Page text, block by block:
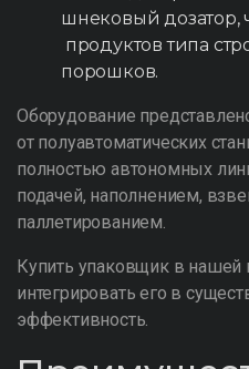
шнековый дозатор,
продуктов типа
порошков.
Оборудование
от полуавтоматических
полностью автономных
подачей, наполнением,
паллетированием.
Купить упаковщик в нашей
интегрировать его в
эффективность.